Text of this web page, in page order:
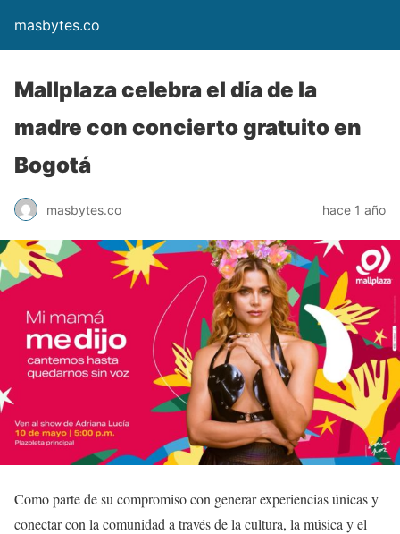
masbytes.co
Mallplaza celebra el día de la
madre con concierto gratuito en
Bogotá
masbytes.co hace 1 año
Como parte de su compromiso con generar experiencias únicas y
conectar con la comunidad a través de la cultura, la música y el